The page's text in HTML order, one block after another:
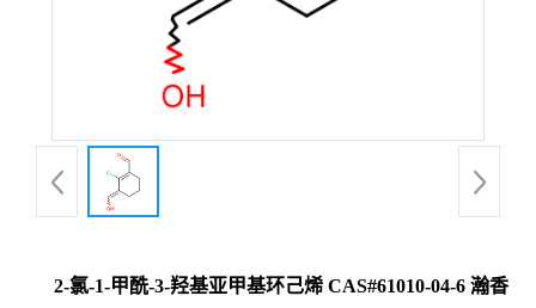
2-氯-1-甲酰-3-羟基亚甲基环己烯 CAS#61010-04-6 瀚香